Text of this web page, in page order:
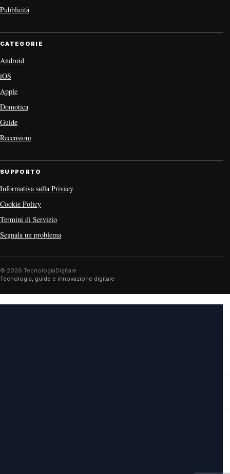
Pubblicità
CATEGORIE
Android
iOS
Apple
Domotica
Guide
Recensioni
SUPPORTO
Informativa sulla Privacy
Cookie Policy
Termini di Servizio
Segnala un problema
© 2026 TecnologiaDigitale
Tecnologia, guide e innovazione digitale